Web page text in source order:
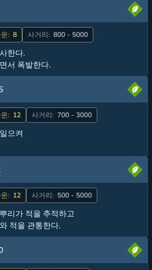
: 8 사거리: 800 - 5000
한다.
서 폭발한다.
: 12 사거리: 700 - 3000
으켜
: 12 사거리: 500 - 5000
리가 적을 추적하고
적을 관통한다.